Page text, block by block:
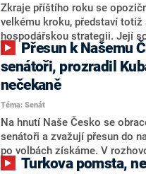
Zkraje příštího roku se
velkému kroku, představí totiž
hospodářskou strategii. Její
stárnutí populace, řekl ve
nový předseda lidovců Jan
senátních volbách kandiduje
aktivitu opozice, o níž vládní
komentátoři mluví jako o slabé
úmorná práce upozorňovat na
námi navíc nechodí do debat.
svoje témata,“ odpověděl
NEWS.
senátoři, prozradil
nečekaně
Téma: Senát
Na hnutí Naše Česko se
senátoři a zvažují přesun do
po volbách získáme. V
NEWS to řekl zakladatel hnutí